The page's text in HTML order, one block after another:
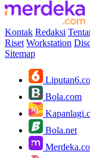
Kontak Redaksi
Riset Workstation
Sitemap
Bola.com
Bola.net